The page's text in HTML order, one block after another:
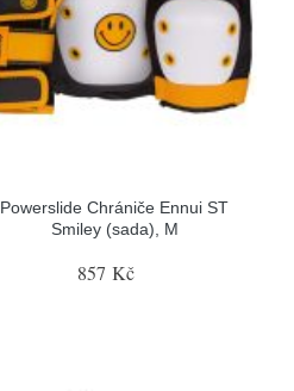
Powerslide Chrániče Ennui ST
Smiley (sada), M
857 Kč